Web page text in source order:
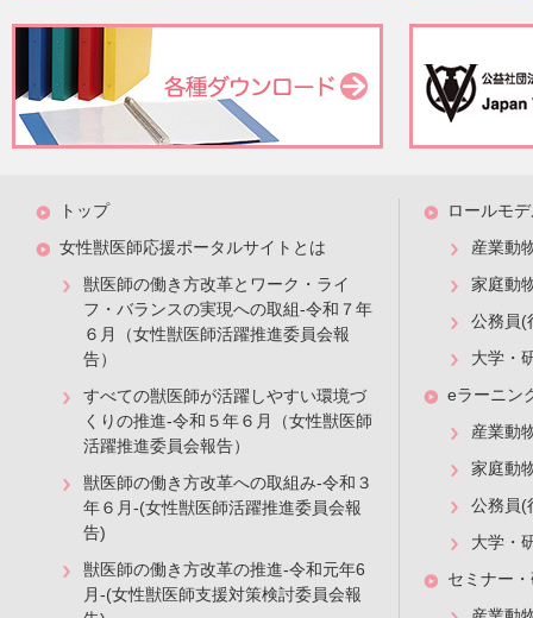
トップ
女性獣医師応援ポータルサイトとは
獣医師の働き方改革とワーク・ライ
フ・バランスの実現への取組-令和７年
６月（女性獣医師活躍推進委員会報
告）
すべての獣医師が活躍しやすい環境づ
くりの推進-令和５年６月（女性獣医師
活躍推進委員会報告）
獣医師の働き方改革への取組み-令和３
年６月-(女性獣医師活躍推進委員会報
告)
獣医師の働き方改革の推進-令和元年6
月-(女性獣医師支援対策検討委員会報
ロールモ
産業動
家庭動
公務員(
大学・
eラーニン
産業動
家庭動
公務員(
大学・
セミナー